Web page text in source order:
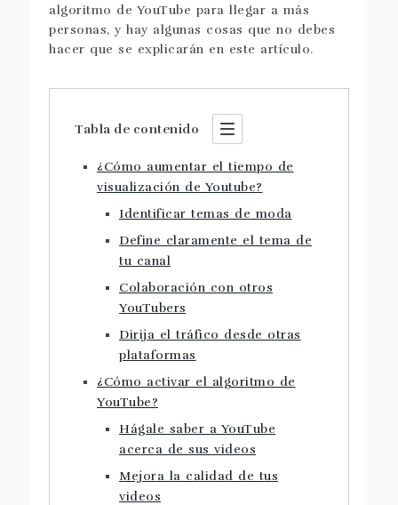
algoritmo de YouTube para llegar a más
personas, y hay algunas cosas que no debes
hacer que se explicarán en este artículo.
Tabla de contenido
¿Cómo aumentar el tiempo de
visualización de Youtube?
Identificar temas de moda
Define claramente el tema de
tu canal
Colaboración con otros
YouTubers
Dirija el tráfico desde otras
plataformas
¿Cómo activar el algoritmo de
YouTube?
Hágale saber a YouTube
acerca de sus videos
Mejora la calidad de tus
videos